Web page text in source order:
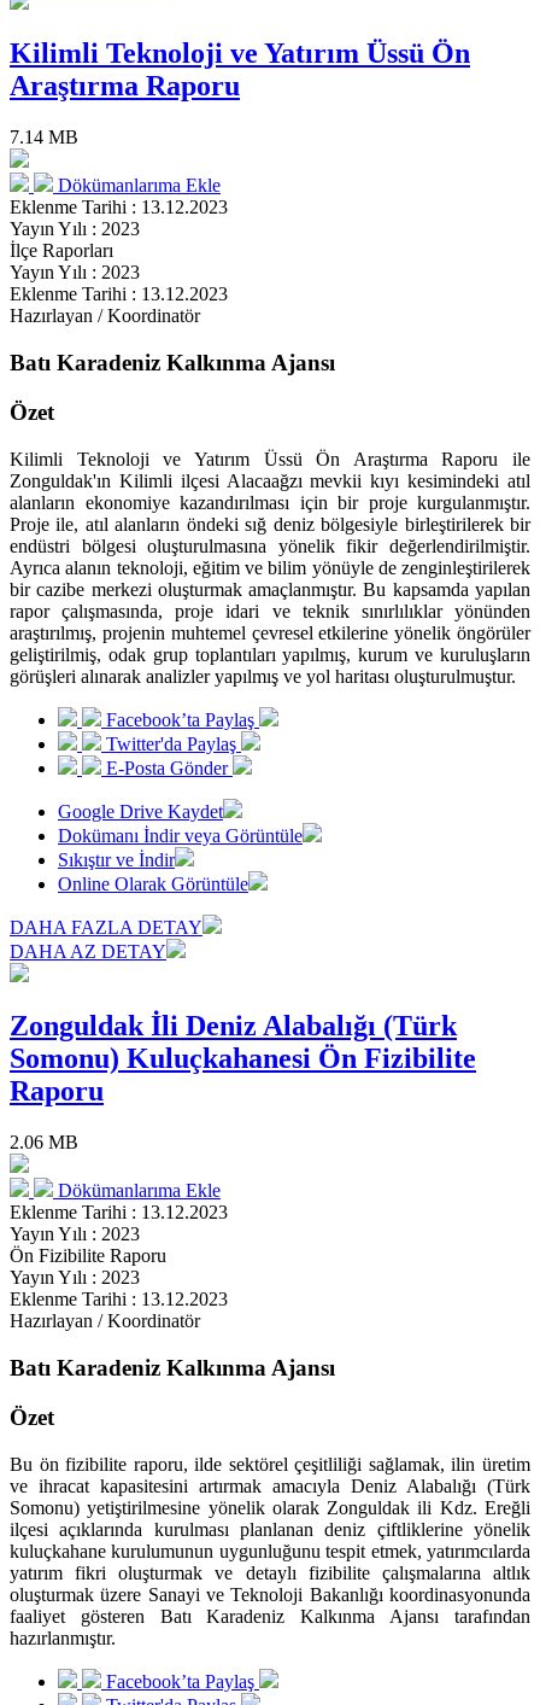
Kilimli Teknoloji ve Yatırım Üssü Ön
Araştırma Raporu
7.14 MB
Dökümanlarıma Ekle
Eklenme Tarihi : 13.12.2023
Yayın Yılı : 2023
İlçe Raporları
Yayın Yılı : 2023
Eklenme Tarihi : 13.12.2023
Hazırlayan / Koordinatör
Batı Karadeniz Kalkınma Ajansı
Özet
Kilimli Teknoloji ve Yatırım Üssü Ön Araştırma Raporu ile
Zonguldak'ın Kilimli ilçesi Alacaağzı mevkii kıyı kesimindeki atıl
alanların ekonomiye kazandırılması için bir proje kurgulanmıştır.
Proje ile, atıl alanların öndeki sığ deniz bölgesiyle birleştirilerek bir
endüstri bölgesi oluşturulmasına yönelik fikir değerlendirilmiştir.
Ayrıca alanın teknoloji, eğitim ve bilim yönüyle de zenginleştirilerek
bir cazibe merkezi oluşturmak amaçlanmıştır. Bu kapsamda yapılan
rapor çalışmasında, proje idari ve teknik sınırlılıklar yönünden
araştırılmış, projenin muhtemel çevresel etkilerine yönelik öngörüler
geliştirilmiş, odak grup toplantıları yapılmış, kurum ve kuruluşların
görüşleri alınarak analizler yapılmış ve yol haritası oluşturulmuştur.
Facebook’ta Paylaş
Twitter'da Paylaş
E-Posta Gönder
Google Drive Kaydet
Dokümanı İndir veya Görüntüle
Sıkıştır ve İndir
Online Olarak Görüntüle
DAHA FAZLA DETAY
DAHA AZ DETAY
Zonguldak İli Deniz Alabalığı (Türk
Somonu) Kuluçkahanesi Ön Fizibilite
Raporu
2.06 MB
Dökümanlarıma Ekle
Eklenme Tarihi : 13.12.2023
Yayın Yılı : 2023
Ön Fizibilite Raporu
Yayın Yılı : 2023
Eklenme Tarihi : 13.12.2023
Hazırlayan / Koordinatör
Batı Karadeniz Kalkınma Ajansı
Özet
Bu ön fizibilite raporu, ilde sektörel çeşitliliği sağlamak, ilin üretim
ve ihracat kapasitesini artırmak amacıyla Deniz Alabalığı (Türk
Somonu) yetiştirilmesine yönelik olarak Zonguldak ili Kdz. Ereğli
ilçesi açıklarında kurulması planlanan deniz çiftliklerine yönelik
kuluçkahane kurulumunun uygunluğunu tespit etmek, yatırımcılarda
yatırım fikri oluşturmak ve detaylı fizibilite çalışmalarına altlık
oluşturmak üzere Sanayi ve Teknoloji Bakanlığı koordinasyonunda
faaliyet gösteren Batı Karadeniz Kalkınma Ajansı tarafından
hazırlanmıştır.
Facebook’ta Paylaş